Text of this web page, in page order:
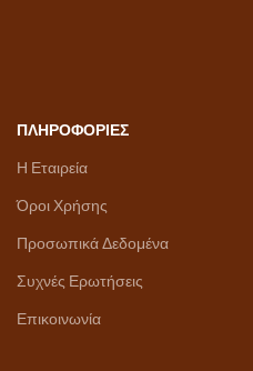
ΠΛΗΡΟΦΟΡΙΕΣ
Η Εταιρεία
Όροι Χρήσης
Προσωπικά Δεδομένα
Συχνές Ερωτήσεις
Επικοινωνία